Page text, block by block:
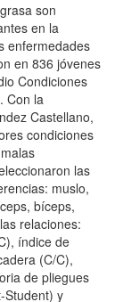
son
en la
enfermedades
en 836 jóvenes
Condiciones
Con la
Castellano,
condiciones
las
muslo,
bíceps,
relaciones:
índice de
(C/C),
de pliegues
Student) y